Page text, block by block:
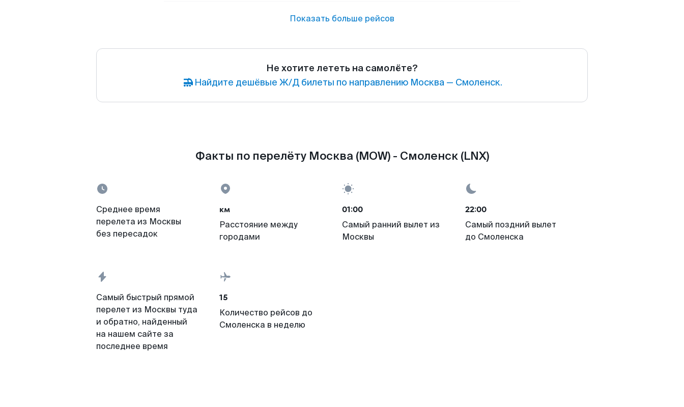
Показать больше рейсов
Не хотите лететь на самолёте?
Найдите дешёвые Ж/Д билеты по направлению Москва — Смоленск.
Факты по перелёту Москва (MOW) - Смоленск (LNX)
Среднее время
перелета из Москвы
без пересадок
км
Расстояние между
городами
01:00
Самый ранний вылет из
Москвы
22:00
Самый поздний вылет
до Смоленска
Самый быстрый прямой
перелет из Москвы туда
и обратно, найденный
на нашем сайте за
последнее время
15
Количество рейсов до
Смоленска в неделю